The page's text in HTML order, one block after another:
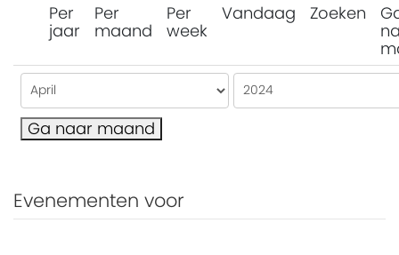
Per
jaar
Per
maand
Per
week
Vandaag Zoeken
Ga naar maand
Evenementen voor